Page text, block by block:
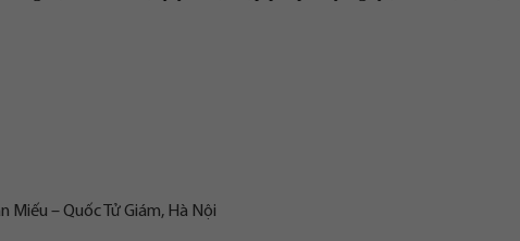
Miếu – Quốc Tử Giám, Hà Nội